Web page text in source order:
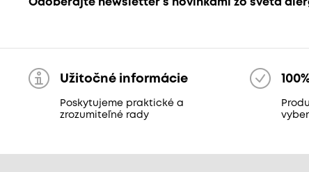
Odoberajte newsletter s novinkami zo sveta
Užitočné informácie
Poskytujeme praktické a
zrozumiteľné rady